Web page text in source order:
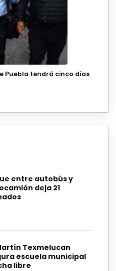
Puebla tendrá cinco días
entre autobús y
deja 21
Texmelucan
escuela municipal
libre